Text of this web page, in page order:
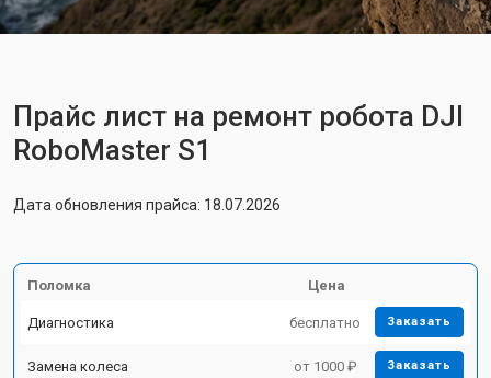
Прайс лист на ремонт робота DJI
RoboMaster S1
Дата обновления прайса: 18.07.2026
Поломка Цена
Диагностика бесплатно Заказать
Замена колеса от 1000 ₽ Заказать